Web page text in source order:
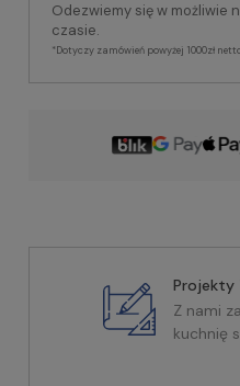
Odezwiemy się w możliwie
czasie.
*Dotyczy zamówień powyżej 1000zł
Projekty
Z nami
kuchnię